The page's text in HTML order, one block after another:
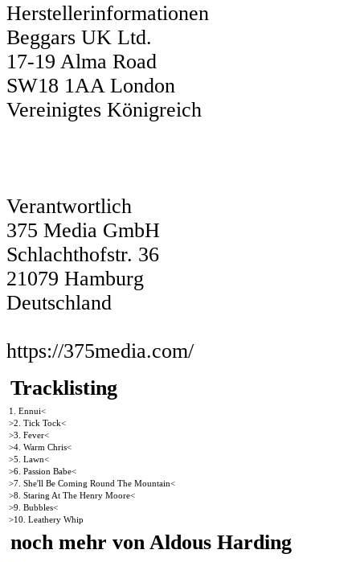
Herstellerinformationen
Beggars UK Ltd.
17-19 Alma Road
SW18 1AA London
Vereinigtes Königreich
Verantwortlich
375 Media GmbH
Schlachthofstr. 36
21079 Hamburg
Deutschland
https://375media.com/
Tracklisting
1. Ennui<
>2. Tick Tock<
>3. Fever<
>4. Warm Chris<
>5. Lawn<
>6. Passion Babe<
>7. She'll Be Coming Round The Mountain<
>8. Staring At The Henry Moore<
>9. Bubbles<
>10. Leathery Whip
noch mehr von Aldous Harding